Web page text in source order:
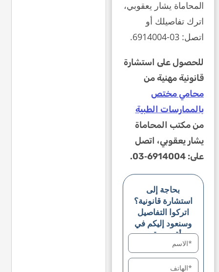
المحاماة يشار يعقوبي،
اترك تفاصيلك أو
اتصل: 03-6914004.
للحصول على استشارة
قانونية مهنية من
محامي مختص
بالممارسات الطبية
من مكتب المحاماة
يشار يعقوبي، اتصل
على: 6914004‑03.
بحاجة إلى
استشارة قانونية؟
اتركوا التفاصيل
وسنعود إليكم في
أقرب وقت